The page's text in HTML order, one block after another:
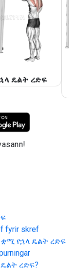
ዴልት ረድፍ
fyrir skref
ቋሚ የኋላ ዴልት ረድፍ
ረድፍ?